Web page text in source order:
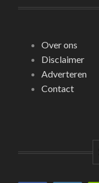
Over ons
Disclaimer
Adverteren
Contact